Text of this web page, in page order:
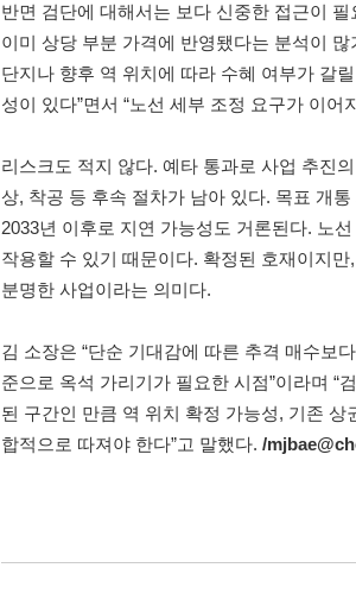
반면 검단에 대해서는 보다 신중한 접근이
이미 상당 부분 가격에 반영됐다는 분석이
단지나 향후 역 위치에 따라 수혜 여부가 갈
성이 있다”면서 “노선 세부 조정 요구가 이어
리스크도 적지 않다. 예타 통과로 사업 추진
상, 착공 등 후속 절차가 남아 있다. 목표 개
2033년 이후로 지연 가능성도 거론된다. 노
작용할 수 있기 때문이다. 확정된 호재이지만
분명한 사업이라는 의미다.
김 소장은 “단순 기대감에 따른 추격 매수보
준으로 옥석 가리기가 필요한 시점”이라며 “
된 구간인 만큼 역 위치 확정 가능성, 기존
합적으로 따져야 한다”고 말했다. /